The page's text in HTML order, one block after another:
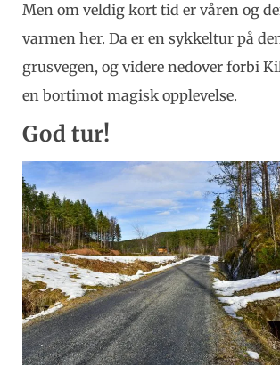
Men om veldig kort tid er våren og
varmen her. Da er en sykkeltur på
grusvegen, og videre nedover forbi
en bortimot magisk opplevelse.
God tur!